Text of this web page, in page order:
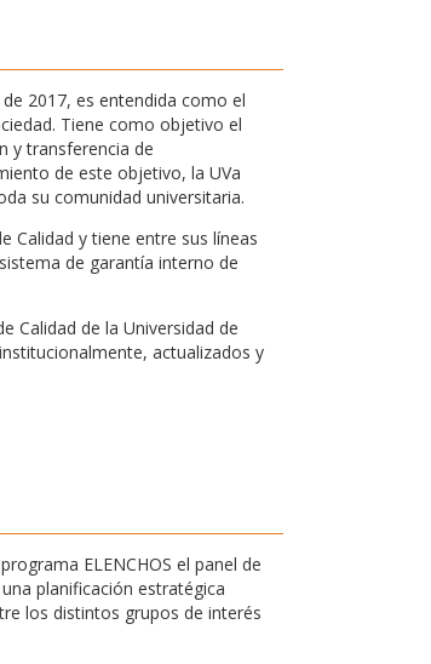
2017, es entendida como el
Tiene como objetivo el
y transferencia de
de este objetivo, la UVa
su comunidad universitaria.
Calidad y tiene entre sus líneas
de garantía interno de
Calidad de la Universidad de
actualizados y
ELENCHOS el panel de
planificación estratégica
los distintos grupos de interés